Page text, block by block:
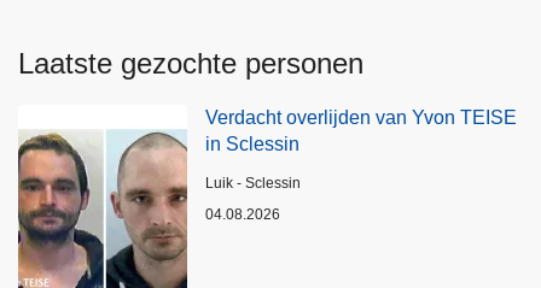
Laatste gezochte personen
Verdacht overlijden van Yvon TEISE
in Sclessin
Plaats
Luik - Sclessin
04.08.2026